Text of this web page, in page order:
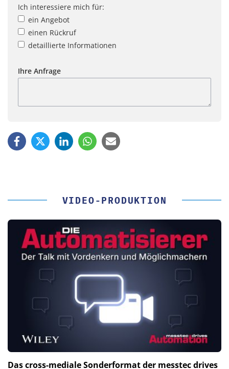
Ich interessiere mich für:
ein Angebot
einen Rückruf
detaillierte Informationen
Ihre Anfrage
VIDEO-PRODUKTION
Das cross-mediale Sonderformat der messtec drives